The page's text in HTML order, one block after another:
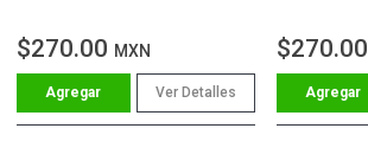
$270.00 MXN
Ver Detalles
$270.00